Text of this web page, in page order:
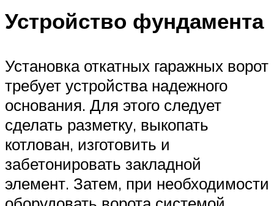
Устройство фундамента
Установка откатных гаражных ворот
требует устройства надежного
основания. Для этого следует
сделать разметку, выкопать
котлован, изготовить и
забетонировать закладной
элемент. Затем, при необходимости